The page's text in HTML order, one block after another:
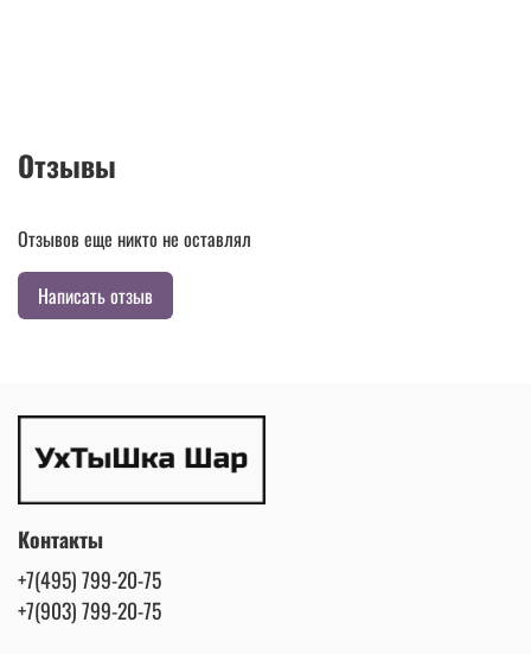
Отзывы
Отзывов еще никто не оставлял
Написать отзыв
Контакты
+7(495) 799-20-75
+7(903) 799-20-75